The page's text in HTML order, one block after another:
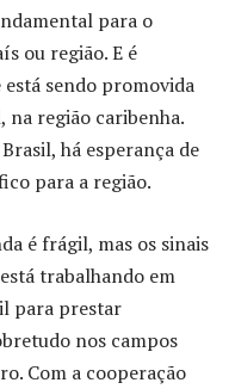
para o
ou região. E é
sendo promovida
na região caribenha.
há esperança de
para a região.
é frágil, mas os sinais
trabalhando em
para prestar
nos campos
Com a cooperação